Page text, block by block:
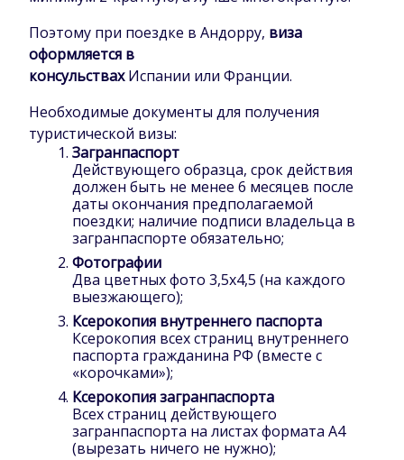
Поэтому при поездке в Андорру, виза
оформляется в
консульствахИспании или Франции.
Необходимые документы для получения
туристической визы:
Загранпаспорт
Действующего образца, срок действия
должен быть не менее 6 месяцев после
даты окончания предполагаемой
поездки; наличие подписи владельца в
загранпаспорте обязательно;
Фотографии
Два цветных фото 3,5x4,5 (на каждого
выезжающего);
Ксерокопия внутреннего паспорта
Ксерокопия всех страниц внутреннего
паспорта гражданина РФ (вместе с
«корочками»);
Ксерокопия загранпаспорта
Всех страниц действующего
загранпаспорта на листах формата А4
(вырезать ничего не нужно);